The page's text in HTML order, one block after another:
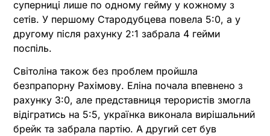
суперниці лише по одному гейму у кожному з
сетів. У першому Стародубцева повела 5:0, а у
другому після рахунку 2:1 забрала 4 гейми
поспіль.
Світоліна також без проблем пройшла
безпрапорну Рахімову. Еліна почала впевнено з
рахунку 3:0, але представниця терористів змогла
відігратись на 5:5, українка виконала вирішальний
брейк та забрала партію. А другий сет був